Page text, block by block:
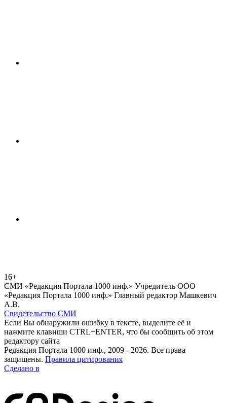
16+
СМИ «Редакция Портала 1000 инф.» Учредитель ООО
«Редакция Портала 1000 инф.» Главный редактор Машкевич
А.В.
Свидетельство СМИ
Если Вы обнаружили ошибку в тексте, выделите её и
нажмите клавиши CTRL+ENTER, что бы сообщить об этом
редактору сайта
Редакция Портала 1000 инф., 2009 - 2026. Все права
защищены. Правила цитирования
Сделано в